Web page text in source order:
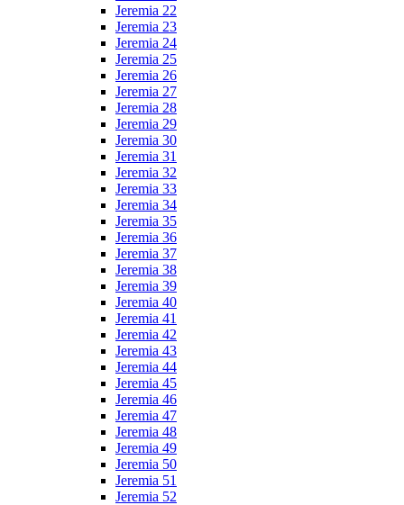
Jeremia 22
Jeremia 23
Jeremia 24
Jeremia 25
Jeremia 26
Jeremia 27
Jeremia 28
Jeremia 29
Jeremia 30
Jeremia 31
Jeremia 32
Jeremia 33
Jeremia 34
Jeremia 35
Jeremia 36
Jeremia 37
Jeremia 38
Jeremia 39
Jeremia 40
Jeremia 41
Jeremia 42
Jeremia 43
Jeremia 44
Jeremia 45
Jeremia 46
Jeremia 47
Jeremia 48
Jeremia 49
Jeremia 50
Jeremia 51
Jeremia 52